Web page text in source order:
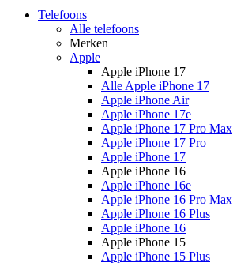
Telefoons
Alle telefoons
Merken
Apple
Apple iPhone 17
Alle Apple iPhone 17
Apple iPhone Air
Apple iPhone 17e
Apple iPhone 17 Pro Max
Apple iPhone 17 Pro
Apple iPhone 17
Apple iPhone 16
Apple iPhone 16e
Apple iPhone 16 Pro Max
Apple iPhone 16 Plus
Apple iPhone 16
Apple iPhone 15
Apple iPhone 15 Plus